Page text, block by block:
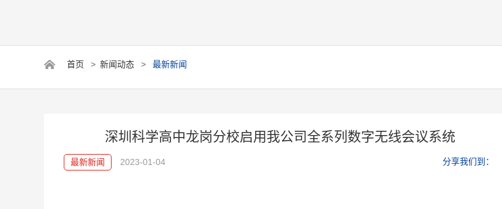
首页 > 新闻动态 > 最新新闻
深圳科学高中龙岗分校启用我公司全系列数字无线会议系统
分享我们到：
最新新闻 2023-01-04